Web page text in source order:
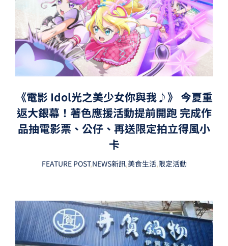
《電影 Idol光之美少女你與我♪》 今夏重
返大銀幕！著色應援活動提前開跑 完成作
品抽電影票、公仔、再送限定拍立得風小
卡
FEATURE POST,NEWS新訊,美食生活,限定活動